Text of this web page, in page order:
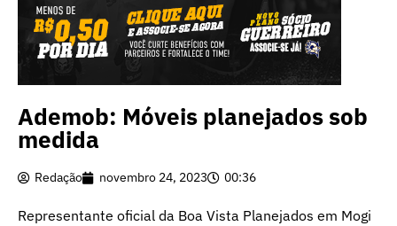
Ademob: Móveis planejados sob
medida
Redação novembro 24, 2023 00:36
Representante oficial da Boa Vista Planejados em Mogi